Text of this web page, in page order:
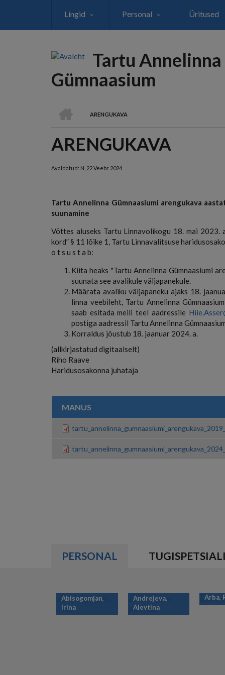
Lingid Personal Üritused
Tartu Annelinna
Gümnaasium
LEIVAPURU
ARENGUKAVA
ARENGUKAVA
Avaldatud: N, 22 Veebr 2024
Tartu Annelinna Gümnaasiumi arengukava
suunamine
Võttes aluseks Tartu Linnavolikogu 18. mai 2023.
kord” § 11 lõike 1, Tartu Linnavalitsuse
o t s u s t a b:
Kiita heaks "Tartu Annelinna Gümnaasiumi
suunata see avalikule väljapanekule.
Määrata avaliku väljapaneku ajaks 18.
linna veebileht, Tartu Annelinna
saab esitada meili teel aadressile
postiga aadressil Tartu Annelinna
Korraldus jõustub 18. jaanuar 2024. a.
(allkirjastatud digitaalselt)
Riho Raave
Haridusosakonna juhataja
MANUS
PERSONAL
Abisogomjan,
Irina
Andrejeva,
Alevtina
Arba,
PAGINATION